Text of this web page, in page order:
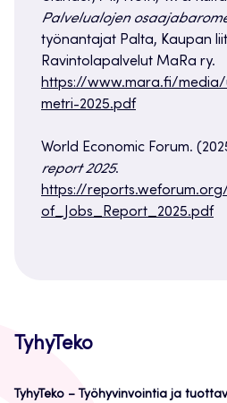
Palvelualojen
työnantajat Palta, Kaupan
Ravintolapalvelut MaRa ry.
https://www.mara.fi/
metri-2025.pdf
World Economic Forum.
report 2025.
https://
of_Jobs_Report_2025.pdf
TyhyTeko
TyhyTeko – Työhyvinvointia ja